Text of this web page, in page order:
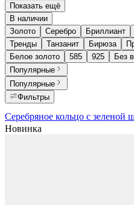
Показать ещё
В наличии
Золото
Серебро Бриллиант
Тренды
Танзанит Бирюза
Белое золото
585 925 Без
Популярные
Популярные
Фильтры
Серебряное кольцо с зеленой
Новинка